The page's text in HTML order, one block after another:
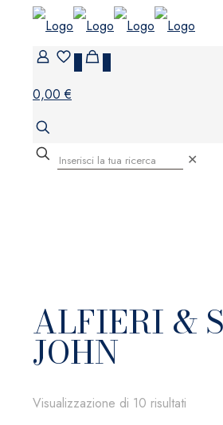
0,00 €
✕
ALFIERI &
JOHN
Visualizzazione di 10 risultati